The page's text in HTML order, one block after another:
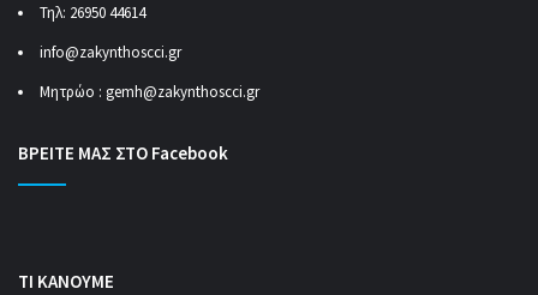
Τηλ: 26950 44614
info@zakynthoscci.gr
Μητρώο : gemh@zakynthoscci.gr
ΒΡΕΙΤΕ ΜΑΣ ΣΤΟ Facebook
ΤΙ ΚΑΝΟΥΜΕ